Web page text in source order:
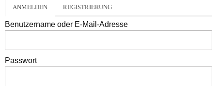
ANMELDEN REGISTRIERUNG
Benutzername oder E-Mail-Adresse
Passwort